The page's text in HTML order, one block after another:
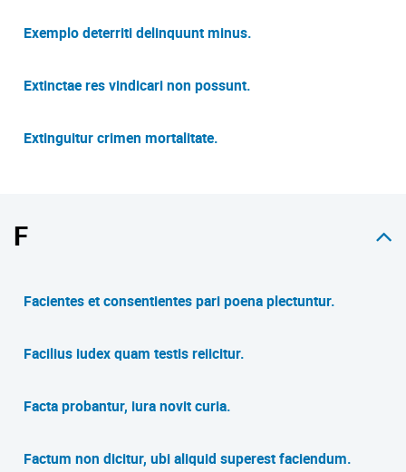
Exemplo deterriti delinquunt minus.
Extinctae res vindicari non possunt.
Extinguitur crimen mortalitate.
F
Facientes et consentientes pari poena plectuntur.
Facilius iudex quam testis reiicitur.
Facta probantur, iura novit curia.
Factum non dicitur, ubi aliquid superest faciendum.